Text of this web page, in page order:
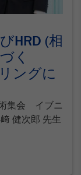
HRD (相
く
ングに
集会 イブニ
健次郎 先生